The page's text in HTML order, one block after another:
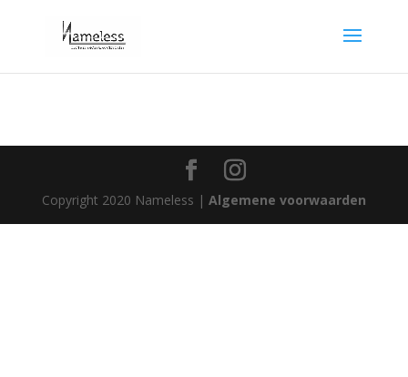
Copyright 2020 Nameless | Algemene voorwaarden